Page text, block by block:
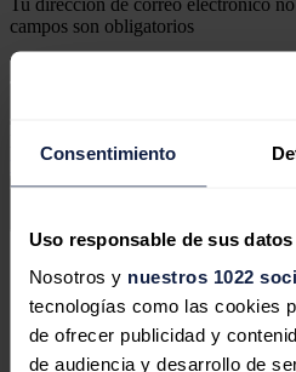
Consentimiento
Uso responsable de sus datos
Nosotros y nuestros 1022
tecnologías como las cookies
de ofrecer publicidad y
de audiencia y desarrollo de
Tu dirección de correo electrónico
campos son obligatorios
Este sitio web está protegido por
privacidadyTérminos de servicio de